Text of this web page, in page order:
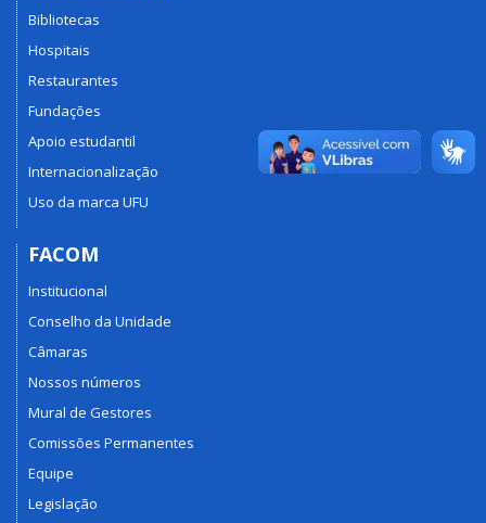
Bibliotecas
Hospitais
Restaurantes
Fundações
Apoio estudantil
Internacionalização
Uso da marca UFU
FACOM
Institucional
Conselho da Unidade
Câmaras
Nossos números
Mural de Gestores
Comissões Permanentes
Equipe
Legislação